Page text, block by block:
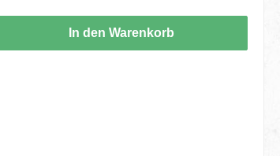
In den Warenkorb